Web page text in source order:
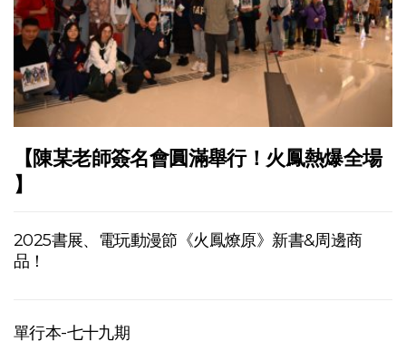
【陳某老師簽名會圓滿舉行！火鳳熱爆全場
】
2025書展、電玩動漫節《火鳳燎原》新書&周邊商
品！
單行本-七十九期